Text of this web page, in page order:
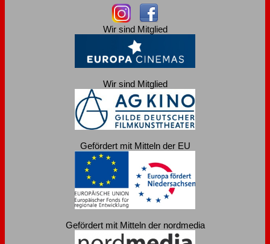
Wir sind Mitglied
Wir sind Mitglied
Gefördert mit Mitteln der EU
Gefördert mit Mitteln der nordmedia